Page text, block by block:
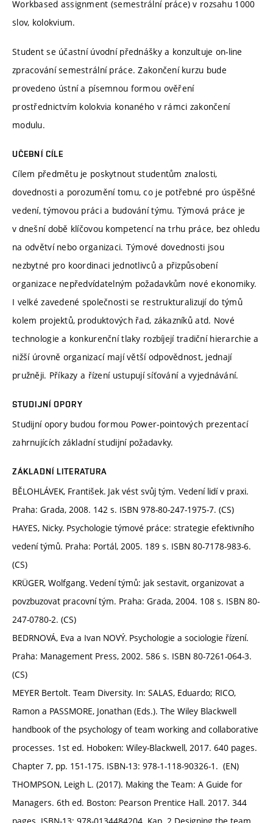
Workbased assignment (semestrální práce) v rozsahu 1000
slov, kolokvium.
Student se účastní úvodní přednášky a konzultuje on-line
zpracování semestrální práce. Zakončení kurzu bude
provedeno ústní a písemnou formou ověření
prostřednictvím kolokvia konaného v rámci zakončení
modulu.
UČEBNÍ CÍLE
Cílem předmětu je poskytnout studentům znalosti,
dovednosti a porozumění tomu, co je potřebné pro úspěšné
vedení, týmovou práci a budování týmu. Týmová práce je
v dnešní době klíčovou kompetencí na trhu práce, bez ohledu
na odvětví nebo organizaci. Týmové dovednosti jsou
nezbytné pro koordinaci jednotlivců a přizpůsobení
organizace nepředvídatelným požadavkům nové ekonomiky.
I velké zavedené společnosti se restrukturalizují do týmů
kolem projektů, produktových řad, zákazníků atd. Nové
technologie a konkurenční tlaky rozbíjejí tradiční hierarchie a
nižší úrovně organizací mají větší odpovědnost, jednají
pružněji. Příkazy a řízení ustupují síťování a vyjednávání.
STUDIJNÍ OPORY
Studijní opory budou formou Power-pointových prezentací
zahrnujících základní studijní požadavky.
ZÁKLADNÍ LITERATURA
BĚLOHLÁVEK, František. Jak vést svůj tým. Vedení lidí v praxi.
Praha: Grada, 2008. 142 s. ISBN 978-80-247-1975-7. (CS)
HAYES, Nicky. Psychologie týmové práce: strategie efektivního
vedení týmů. Praha: Portál, 2005. 189 s. ISBN 80-7178-983-6.
(CS)
KRÜGER, Wolfgang. Vedení týmů: jak sestavit, organizovat a
povzbuzovat pracovní tým. Praha: Grada, 2004. 108 s. ISBN 80-
247-0780-2. (CS)
BEDRNOVÁ, Eva a Ivan NOVÝ. Psychologie a sociologie řízení.
Praha: Management Press, 2002. 586 s. ISBN 80-7261-064-3.
(CS)
MEYER Bertolt. Team Diversity. In: SALAS, Eduardo; RICO,
Ramon a PASSMORE, Jonathan (Eds.). The Wiley Blackwell
handbook of the psychology of team working and collaborative
processes. 1st ed. Hoboken: Wiley-Blackwell, 2017. 640 pages.
Chapter 7, pp. 151-175. ISBN-13: 978-1-118-90326-1. (EN)
THOMPSON, Leigh L. (2017). Making the Team: A Guide for
Managers. 6th ed. Boston: Pearson Prentice Hall. 2017. 344